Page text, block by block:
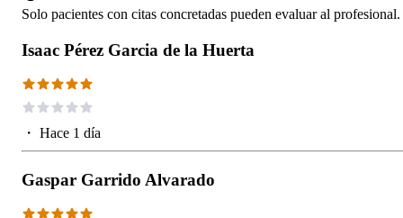
Solo pacientes con citas concretadas pueden evaluar al profesional.
Isaac Pérez Garcia de la Huerta
・ Hace 1 día
Gaspar Garrido Alvarado